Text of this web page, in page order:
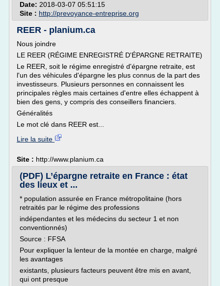
Date: 2018-03-07 05:51:15
Site : http://prevoyance-entreprise.org
REER - planium.ca
Nous joindre
LE REER (RÉGIME ENREGISTRÉ D'ÉPARGNE RETRAITE)
Le REER, soit le régime enregistré d'épargne retraite, est
l'un des véhicules d'épargne les plus connus de la part des
investisseurs. Plusieurs personnes en connaissent les
principales règles mais certaines d'entre elles échappent à
bien des gens, y compris des conseillers financiers.
Généralités
Le mot clé dans REER est...
Lire la suite
Site : http://www.planium.ca
(PDF) L’épargne retraite en France : état
des lieux et ...
* population assurée en France métropolitaine (hors
retraités par le régime des professions
indépendantes et les médecins du secteur 1 et non
conventionnés)
Source : FFSA
Pour expliquer la lenteur de la montée en charge, malgré
les avantages
existants, plusieurs facteurs peuvent être mis en avant,
qui ont presque